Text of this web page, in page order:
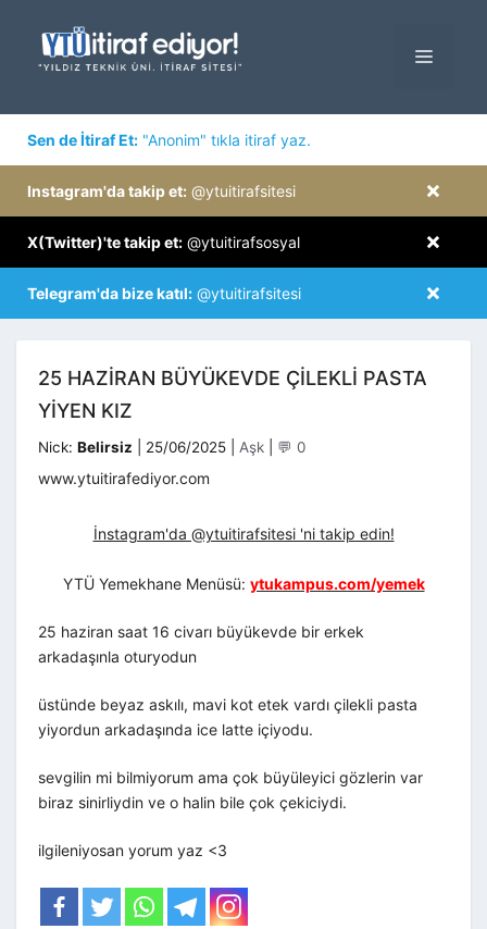
MENÜ
Sen de İtiraf Et: "Anonim" tıkla itiraf yaz.
×
Instagram'da takip et: @ytuitirafsitesi
×
X(Twitter)'te takip et: @ytuitirafsosyal
×
Telegram'da bize katıl: @ytuitirafsitesi
25 HAZIRAN BÜYÜKEVDE ÇILEKLI PASTA
YIYEN KIZ
Nick: Belirsiz 25/06/2025 Kategoriler
Aşk 💬 0
www.ytuitirafediyor.com
İnstagram'da @ytuitirafsitesi 'ni takip edin!
YTÜ Yemekhane Menüsü: ytukampus.com/yemek
25 haziran saat 16 civarı büyükevde bir erkek
arkadaşınla oturyodun
üstünde beyaz askılı, mavi kot etek vardı çilekli pasta
yiyordun arkadaşında ice latte içiyodu.
sevgilin mi bilmiyorum ama çok büyüleyici gözlerin var
biraz sinirliydin ve o halin bile çok çekiciydi.
ilgileniyosan yorum yaz <3